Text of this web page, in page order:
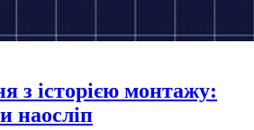
з історією монтажу:
наосліп